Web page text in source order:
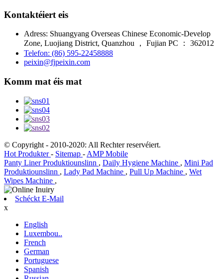
Kontaktéiert eis
Adress: Shuangyang Overseas Chinese Economic-Develop
Zone, Luojiang District, Quanzhou ， Fujian PC ： 362012
Telefon: (86) 595-22458888
peixin@fjpeixin.com
Komm mat éis mat
© Copyright - 2010-2020: All Rechter reservéiert.
Hot Produkter- Sitemap - AMP Mobile
Panty Liner Produktiounslinn , Daily Hygiene Machine , Mini Pad
Produktiounslinn , Lady Pad Machine , Pull Up Machine , Wet
Wipes Machine ,
Schéckt E-Mail
x
English
Luxembou..
French
German
Portuguese
Spanish